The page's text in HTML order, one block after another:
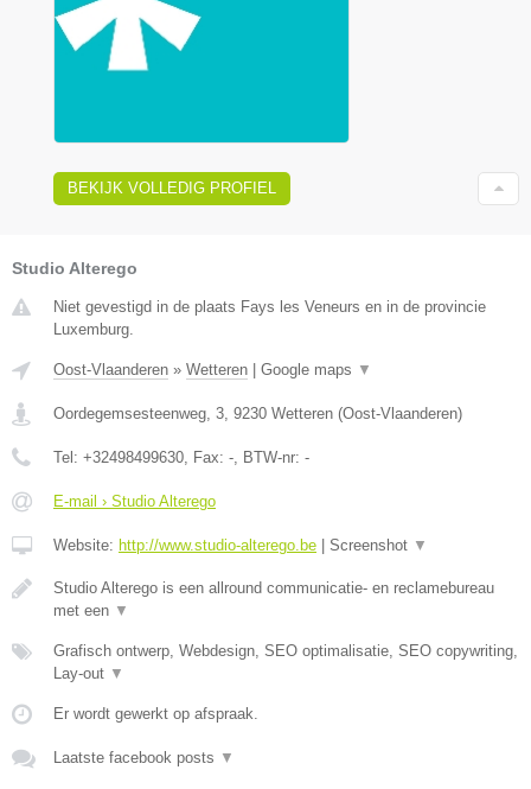
BEKIJK VOLLEDIG PROFIEL
Studio Alterego
Niet gevestigd in de plaats Fays les Veneurs en in de provincie
Luxemburg.
Oost-Vlaanderen » Wetteren Google maps ▼
Oordegemsesteenweg, 3 9230 Wetteren (Oost-Vlaanderen)
Tel: +32498499630 , Fax: - , BTW-nr: -
E-mail › Studio Alterego
Website: http://www.studio-alterego.be Screenshot ▼
Studio Alterego is een allround communicatie- en reclamebureau
met een ▼
Grafisch ontwerp, Webdesign, SEO optimalisatie, SEO copywriting,
Lay-out ▼
Er wordt gewerkt op afspraak.
Laatste facebook posts ▼